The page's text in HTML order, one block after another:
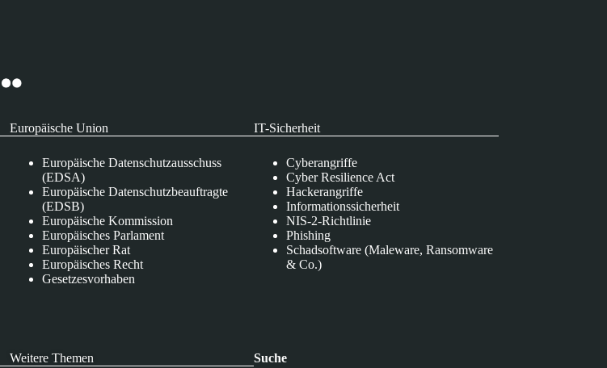
Europäische Union
Europäische Datenschutzausschuss
(EDSA)
Europäische Datenschutzbeauftragte
(EDSB)
Europäische Kommission
Europäisches Parlament
Europäischer Rat
Europäisches Recht
Gesetzesvorhaben
IT-Sicherheit
Cyberangriffe
Cyber Resilience Act
Hackerangriffe
Informationssicherheit
NIS-2-Richtlinie
Phishing
Schadsoftware (Maleware, Ransomware
& Co.)
Weitere Themen Suche